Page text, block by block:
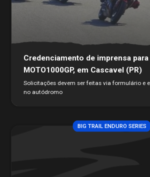
Credenciamento de imprensa para
MOTO1000GP, em Cascavel (PR)
Solicitações devem ser feitas via formulário e
no autódromo
BIG TRAIL ENDURO SERIES